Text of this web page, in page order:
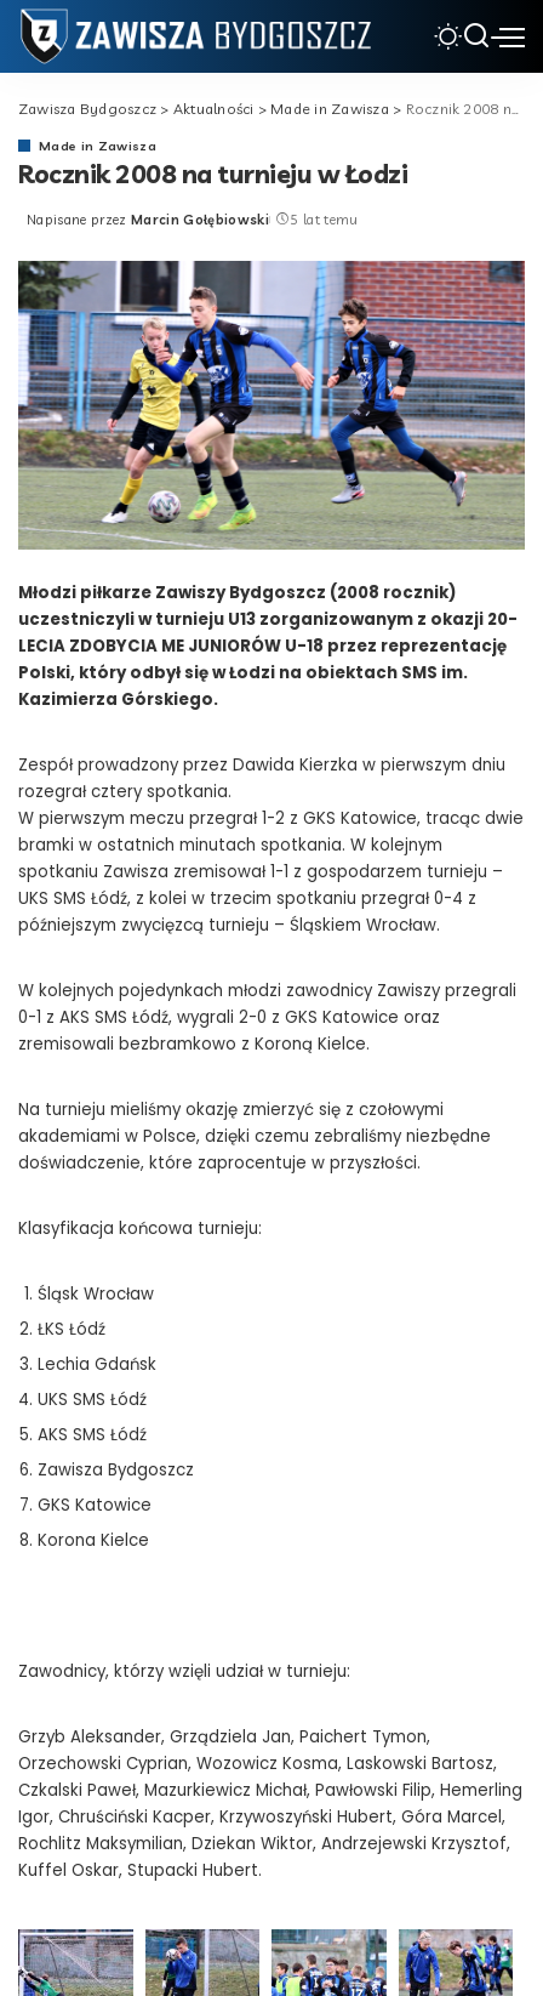
Zawisza Bydgoszcz > Aktualności > Made in Zawisza > Rocznik 2008 na turnieju w Łodzi
Made in Zawisza
Rocznik 2008 na turnieju w Łodzi
Posted
Napisane przez Marcin Gołębiowski 5 lat temu
Młodzi piłkarze Zawiszy Bydgoszcz (2008 rocznik)
uczestniczyli w turnieju U13 zorganizowanym z okazji 20-
LECIA ZDOBYCIA ME JUNIORÓW U-18 przez reprezentację
Polski, który odbył się w Łodzi na obiektach SMS im.
Kazimierza Górskiego.
Zespół prowadzony przez Dawida Kierzka w pierwszym dniu
rozegrał cztery spotkania.
W pierwszym meczu przegrał 1-2 z GKS Katowice, tracąc dwie
bramki w ostatnich minutach spotkania. W kolejnym
spotkaniu Zawisza zremisował 1-1 z gospodarzem turnieju –
UKS SMS Łódź, z kolei w trzecim spotkaniu przegrał 0-4 z
późniejszym zwycięzcą turnieju – Śląskiem Wrocław.
W kolejnych pojedynkach młodzi zawodnicy Zawiszy przegrali
0-1 z AKS SMS Łódź, wygrali 2-0 z GKS Katowice oraz
zremisowali bezbramkowo z Koroną Kielce.
Na turnieju mieliśmy okazję zmierzyć się z czołowymi
akademiami w Polsce, dzięki czemu zebraliśmy niezbędne
doświadczenie, które zaprocentuje w przyszłości.
Klasyfikacja końcowa turnieju:
Śląsk Wrocław
ŁKS Łódź
Lechia Gdańsk
UKS SMS Łódź
AKS SMS Łódź
Zawisza Bydgoszcz
GKS Katowice
Korona Kielce
Zawodnicy, którzy wzięli udział w turnieju:
Grzyb Aleksander, Grządziela Jan, Paichert Tymon,
Orzechowski Cyprian, Wozowicz Kosma, Laskowski Bartosz,
Czkalski Paweł, Mazurkiewicz Michał, Pawłowski Filip, Hemerling
Igor, Chruściński Kacper, Krzywoszyński Hubert, Góra Marcel,
Rochlitz Maksymilian, Dziekan Wiktor, Andrzejewski Krzysztof,
Kuffel Oskar, Stupacki Hubert.